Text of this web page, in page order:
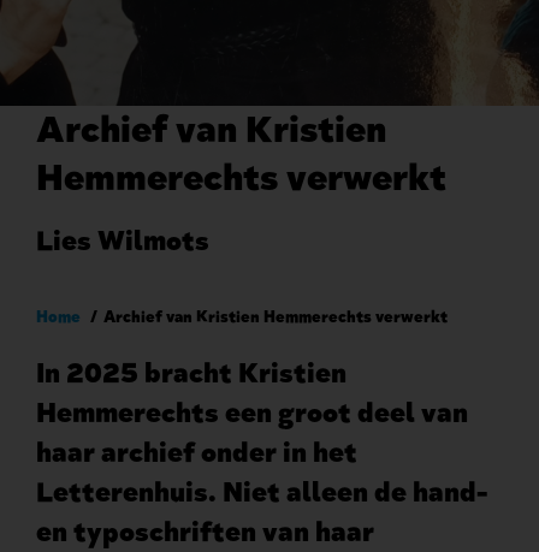
Archief van Kristien
Hemmerechts verwerkt
Lies Wilmots
Kruimelpad
Home Archief van Kristien Hemmerechts verwerkt
In 2025 bracht Kristien
Hemmerechts een groot deel van
haar archief onder in het
Letterenhuis. Niet alleen de hand-
en typoschriften van haar